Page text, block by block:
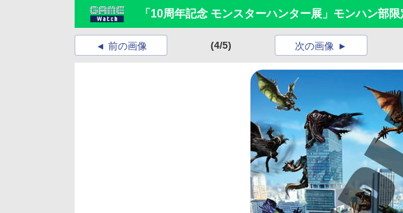
「10周年記念 モンスターハンター展」モンハン部
前の画像 (4/5) 次の画像